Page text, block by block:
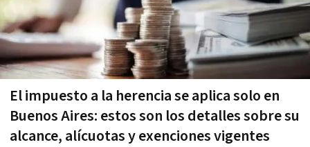
El impuesto a la herencia se aplica solo en
Buenos Aires: estos son los detalles sobre su
alcance, alícuotas y exenciones vigentes